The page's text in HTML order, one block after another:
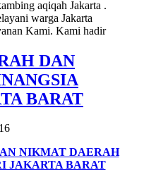
aqiqah Jakarta .
warga Jakarta
Kami. Kami hadir
DAN
BARAT
NIKMAT DAERAH
JAKARTA BARAT